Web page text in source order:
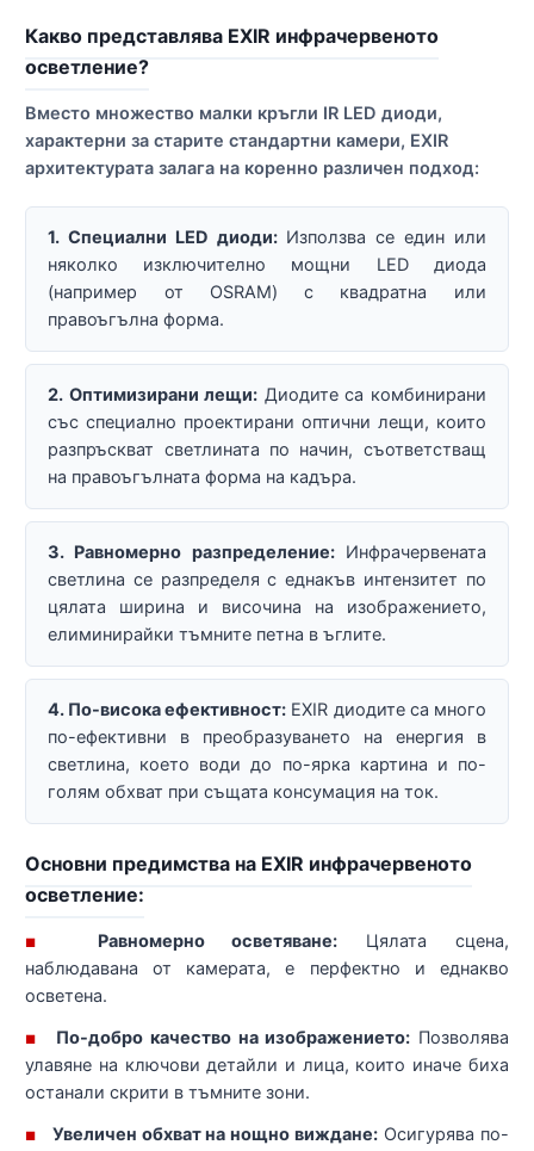
Какво представлява EXIR инфрачервеното
осветление?
Вместо множество малки кръгли IR LED диоди,
характерни за старите стандартни камери, EXIR
архитектурата залага на коренно различен подход:
1. Специални LED диоди:Използва се един или
няколко изключително мощни LED диода
(например от OSRAM) с квадратна или
правоъгълна форма.
2. Оптимизирани лещи: Диодите са комбинирани
със специално проектирани оптични лещи, които
разпръскват светлината по начин, съответстващ
на правоъгълната форма на кадъра.
3. Равномерно разпределение:Инфрачервената
светлина се разпределя с еднакъв интензитет по
цялата ширина и височина на изображението,
елиминирайки тъмните петна в ъглите.
4. По-висока ефективност: EXIR диодите са много
по-ефективни в преобразуването на енергия в
светлина, което води до по-ярка картина и по-
голям обхват при същата консумация на ток.
Основни предимства на EXIR инфрачервеното
осветление:
■ Равномерно осветяване: Цялата сцена,
наблюдавана от камерата, е перфектно и еднакво
осветена.
■ По-добро качество на изображението: Позволява
улавяне на ключови детайли и лица, които иначе биха
останали скрити в тъмните зони.
■ Увеличен обхват на нощно виждане: Осигурява по-